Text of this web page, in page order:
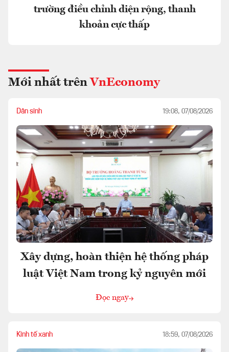
trường điều chỉnh diện rộng, thanh
khoản cực thấp
Mới nhất trên VnEconomy
Dân sinh 19:08, 07/08/2026
Xây dựng, hoàn thiện hệ thống pháp
luật Việt Nam trong kỷ nguyên mới
Đọc ngay
Kinh tế xanh 18:59, 07/08/2026